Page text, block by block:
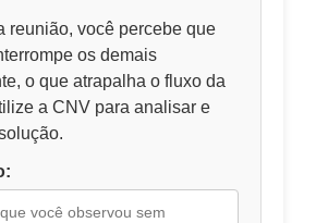
reunião, você percebe que
os demais
o que atrapalha o fluxo da
a CNV para analisar e